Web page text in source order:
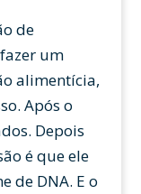
de
um
alimentícia,
Após o
Depois
é que ele
de DNA. E o